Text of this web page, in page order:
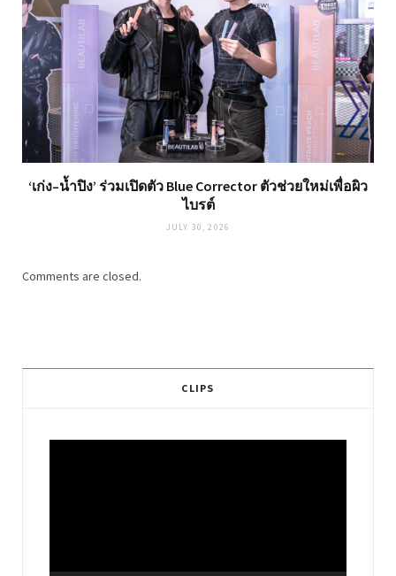
‘เก่ง–น้ำปิง’ ร่วมเปิดตัว Blue Corrector ตัวช่วยใหม่เพื่อผิว
ไบรต์
JULY 30, 2026
Comments are closed.
CLIPS